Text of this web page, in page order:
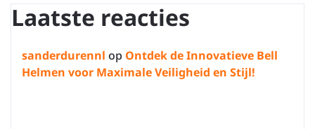
Laatste reacties
sanderdurennl op Ontdek de Innovatieve Bell
Helmen voor Maximale Veiligheid en Stijl!